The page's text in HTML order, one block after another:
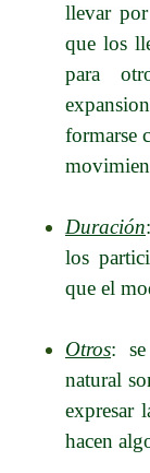
llevar
que los
para
formarse
Duración
los
que el
Otros:
natural
expresar
hacen